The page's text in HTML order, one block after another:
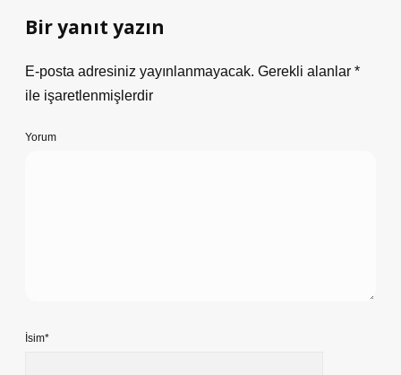
Bir yanıt yazın
E-posta adresiniz yayınlanmayacak. Gerekli alanlar *
ile işaretlenmişlerdir
Yorum
İsim*